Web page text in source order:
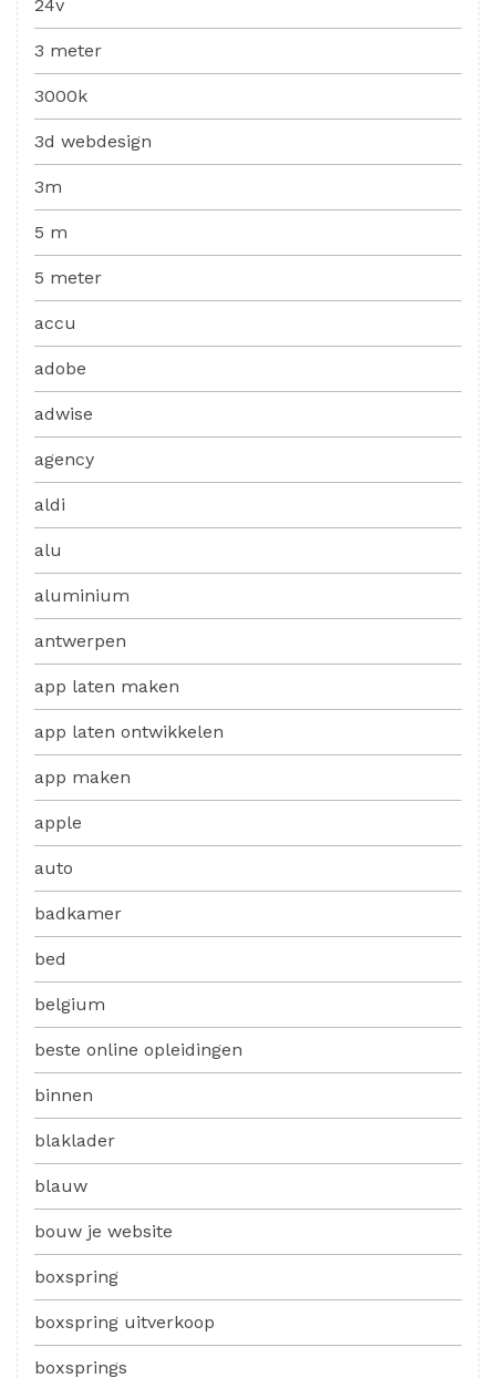
24v
3 meter
3000k
3d webdesign
3m
5 m
5 meter
accu
adobe
adwise
agency
aldi
alu
aluminium
antwerpen
app laten maken
app laten ontwikkelen
app maken
apple
auto
badkamer
bed
belgium
beste online opleidingen
binnen
blaklader
blauw
bouw je website
boxspring
boxspring uitverkoop
boxsprings